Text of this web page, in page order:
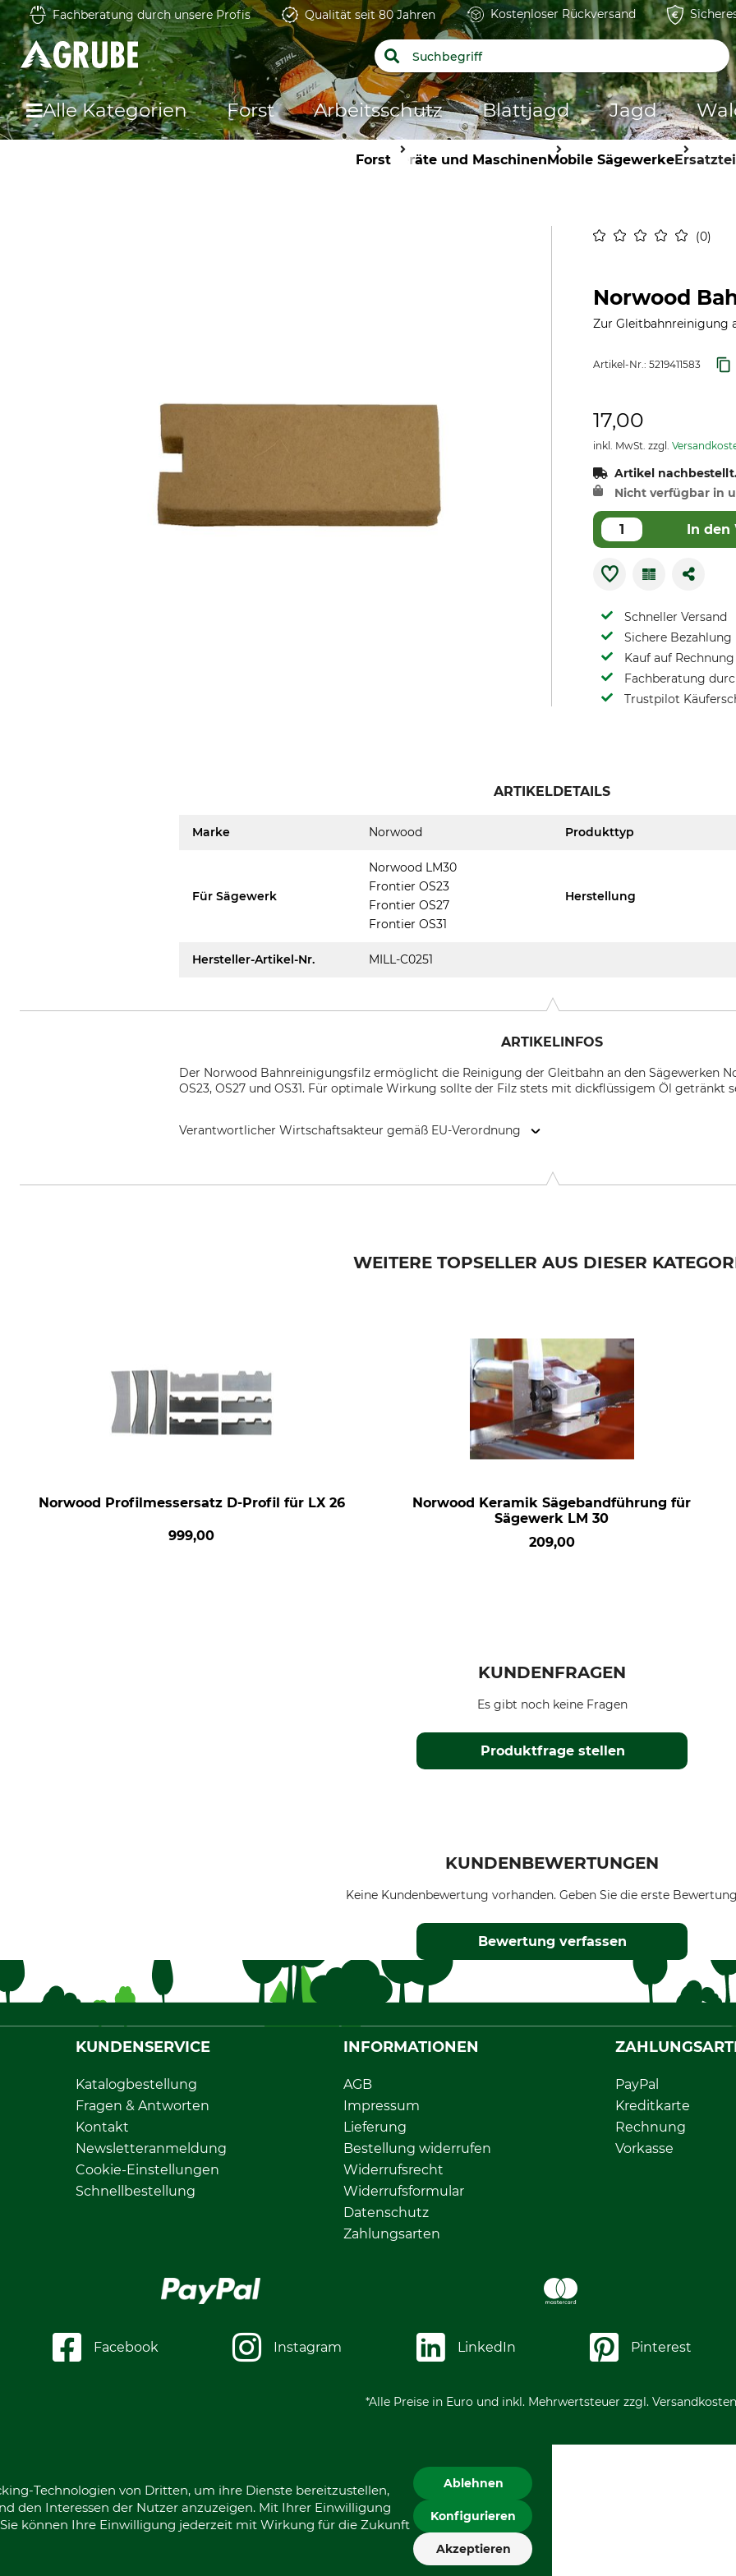
Fachberatung durch unsere Profis Qualität seit 80 Jahren Kostenloser Rückversand
Alle Kategorien Forst Arbeitsschutz Blattjagd Jagd
Forst Geräte und MaschinenMobile Sägewerke
0
Norwood
Zur Gleitbahnreinigung
Artikel-Nr.: 5219411583
17,00
inkl. MwSt. zzgl.
Artikel
Nicht verfügbar in
In den
Schneller Versand
Sichere Bezahlung
Kauf auf
Fachberatung
Trustpilot
ARTIKELDETAILS
Marke Norwood Produkttyp
Für Sägewerk
Norwood LM30
Frontier OS23
Frontier OS27
Frontier OS31
Herstellung
Hersteller-Artikel-Nr. MILL-C0251
ARTIKELINFOS
Der Norwood Bahnreinigungsfilz ermöglicht die Reinigung der Gleitbahn an den Sägewerken
OS23, OS27 und OS31. Für optimale Wirkung sollte der Filz stets mit dickflüssigem Öl getränkt
Verantwortlicher Wirtschaftsakteur gemäß EU-Verordnung
WEITERE TOPSELLER AUS DIESER
Norwood Profilmessersatz D-Profil für LX 26
999,00
Norwood Keramik Sägebandführung für
Sägewerk LM 30
209,00
KUNDENFRAGEN
Produktfrage stellen
Es gibt noch keine Fragen
KUNDENBEWERTUNGEN
Keine Kundenbewertung vorhanden. Geben Sie die erste
Bewertung verfassen
KUNDENSERVICE
Katalogbestellung
Fragen & Antworten
Kontakt
Newsletteranmeldung
Cookie-Einstellungen
Schnellbestellung
INFORMATIONEN
AGB
Impressum
Lieferung
Bestellung widerrufen
Widerrufsrecht
Widerrufsformular
Datenschutz
Zahlungsarten
PayPal
Kreditkarte
Rechnung
Vorkasse
Facebook Instagram LinkedIn Pinterest
*Alle Preise in Euro und inkl. Mehrwertsteuer zzgl.
Technologien von Dritten, um ihre Dienste bereitzustellen,
den Interessen der Nutzer anzuzeigen. Mit Ihrer Einwilligung
können Ihre Einwilligung jederzeit mit Wirkung für die Zukunft
Ablehnen
Konfigurieren
Akzeptieren